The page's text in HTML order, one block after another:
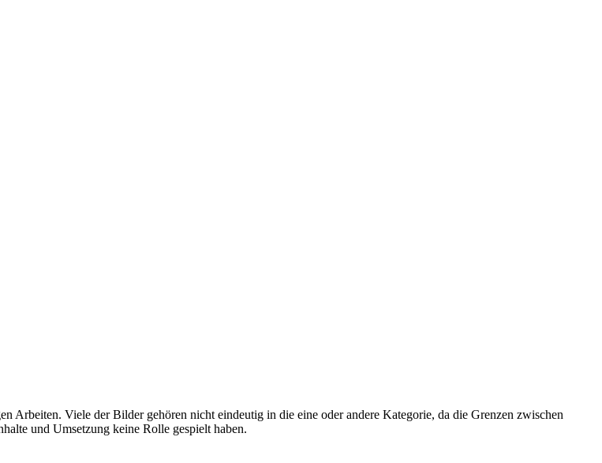
Arbeiten. Viele der Bilder gehören nicht eindeutig in die eine oder andere Kategorie, da die Grenzen zwischen
und Umsetzung keine Rolle gespielt haben.